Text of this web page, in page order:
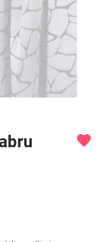
favorite